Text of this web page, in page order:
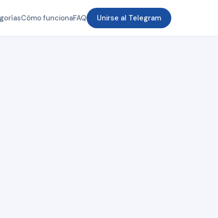
Cómo funcionaFAQ Unirse al Telegram